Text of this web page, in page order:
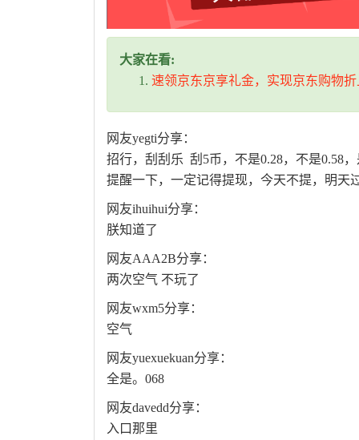
大家在看:
速领京东京享礼金，实现京东购物
网友yegti分享：
招行，刮刮乐 刮5币，不是0.28，不是0.58
提醒一下，一定记得提现，今天不提，明天
网友ihuihui分享：
朕知道了
网友AAA2B分享：
两次空气 不玩了
网友wxm5分享：
空气
网友yuexuekuan分享：
全是。068
网友davedd分享：
入口那里